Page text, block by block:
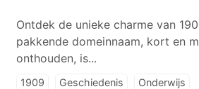
Ontdek de unieke charme van
pakkende domeinnaam, kort en
onthouden, is...
1909 Geschiedenis Onderwijs